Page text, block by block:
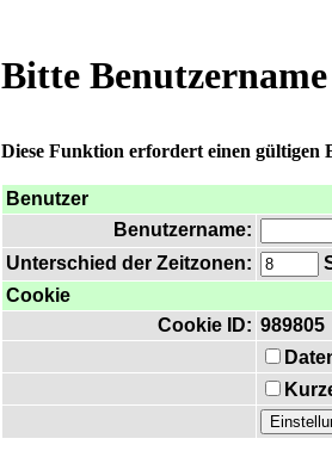
Bitte
Diese Funktion erfordert einen gültigen
Benutzer
Benutzername:
Unterschied der Zeitzonen:
Cookie
Cookie ID: 989805